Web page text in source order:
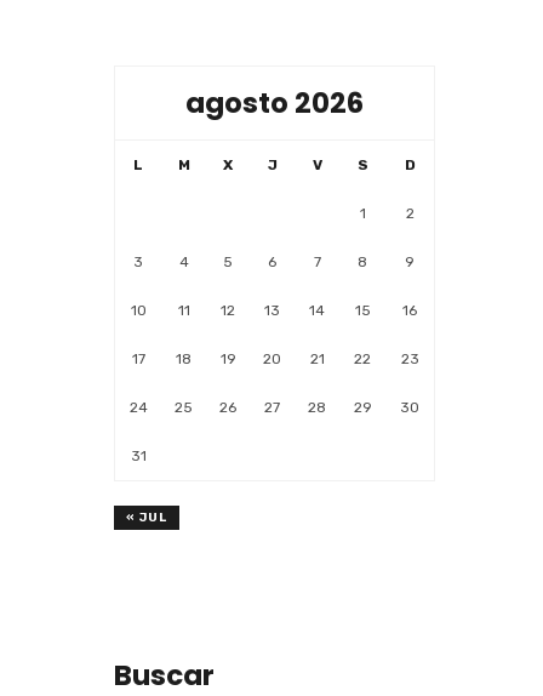
agosto 2026
L M X J V S D
1 2
3 4 5 6 7 8 9
10 11 12 13 14 15 16
17 18 19 20 21 22 23
24 25 26 27 28 29 30
31
« JUL
Buscar